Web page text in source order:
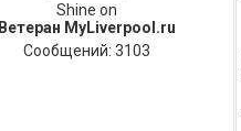
Shine on
Ветеран MyLiverpool.ru
Сообщений: 3103